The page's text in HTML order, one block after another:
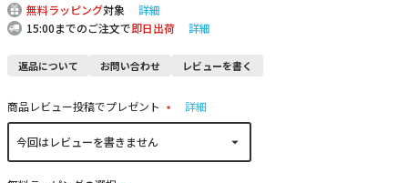
無料ラッピング対象
詳細
15:00までのご注文で即日出荷 詳細
返品について お問い合わせ レビューを書く
商品レビュー投稿でプレゼント
(
詳細